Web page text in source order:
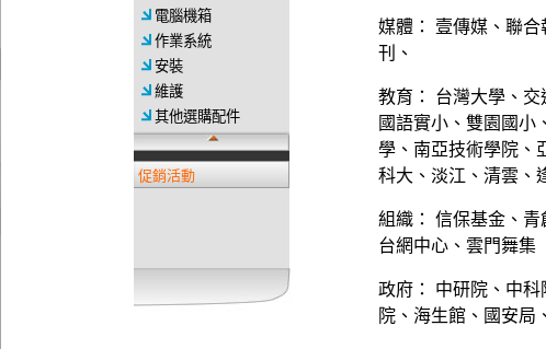
電腦機箱
作業系統
安裝
維護
其他選購配件
促銷活動
媒體： 壹傳媒、聯
刊、
教育： 台灣大學、
國語實小、雙園國小
學、南亞技術學院、
科大、淡江、清雲、
組織： 信保基金、
台網中心、雲門舞集
政府： 中研院、中
院、海生館、國安局